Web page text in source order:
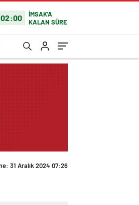
02:00
İMSAK'A
KALAN SÜRE